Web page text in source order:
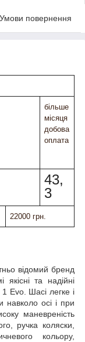
Умови повернення
більше
місяця
добова
оплата
43,
3
22000 грн.
відомий бренд
та надійні
Evo. Шасі легке і
навколо осі і при
маневреність
ручка коляски,
кольору,